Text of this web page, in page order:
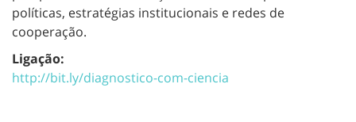
políticas, estratégias institucionais e redes de
cooperação.
Ligação:
http://bit.ly/diagnostico-com-ciencia